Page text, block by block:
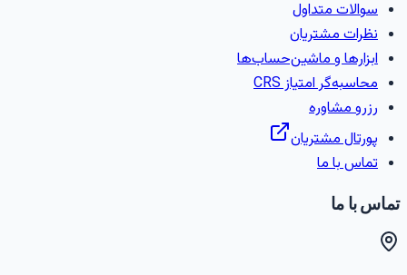
سوالات متداول
نظرات مشتریان
ابزارها و ماشین‌حساب‌ها
محاسبه‌گر امتیاز CRS
رزرو مشاوره
پورتال مشتریان
تماس با ما
با ما